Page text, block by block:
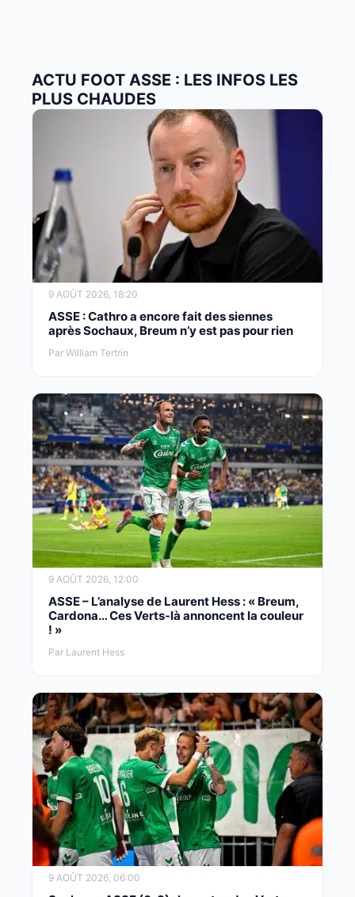
ACTU FOOT ASSE : LES INFOS LES
PLUS CHAUDES
9 AOÛT 2026, 18:20
ASSE : Cathro a encore fait des siennes
après Sochaux, Breum n’y est pas pour rien
Par William Tertrin
9 AOÛT 2026, 12:00
ASSE – L’analyse de Laurent Hess : « Breum,
Cardona… Ces Verts-là annoncent la couleur
! »
Par Laurent Hess
9 AOÛT 2026, 06:00